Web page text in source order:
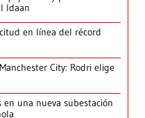
Idaan
en línea del récord
City: Rodri elige
una nueva subestación